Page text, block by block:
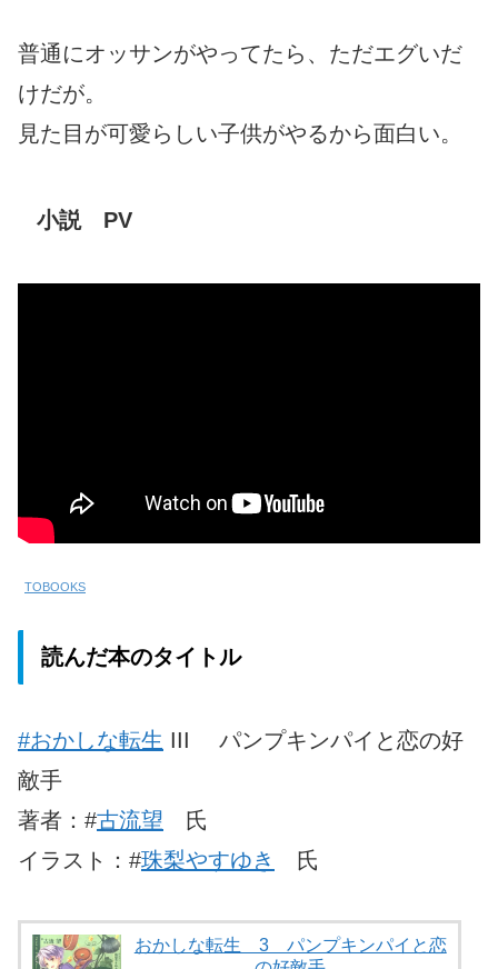
普通にオッサンがやってたら、ただエグいだ
けだが。
見た目が可愛らしい子供がやるから面白い。
小説 PV
TOBOOKS
読んだ本のタイトル
#おかしな転生 III パンプキンパイと恋の好
敵手
著者：#古流望 氏
イラスト：#珠梨やすゆき 氏
おかしな転生 3 パンプキンパイと恋